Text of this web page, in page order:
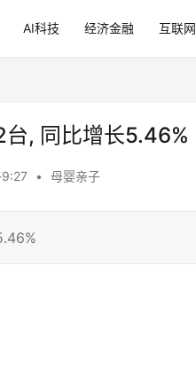
AI科技 经济金融 互联网
, 同比增长5.46%
9:27 • 母婴亲子